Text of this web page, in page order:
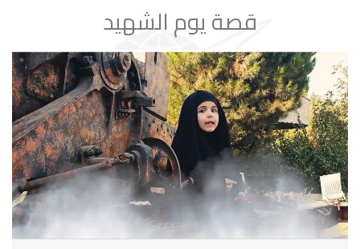
قصة يوم الشهيد